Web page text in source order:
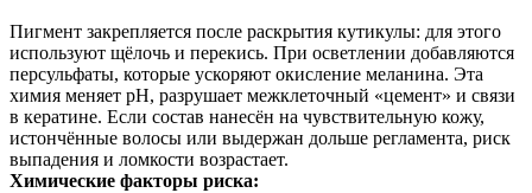
Пигмент закрепляется после раскрытия кутикулы: для этого
используют щёлочь и перекись. При осветлении добавляются
персульфаты, которые ускоряют окисление меланина. Эта
химия меняет pH, разрушает межклеточный «цемент» и связи
в кератине. Если состав нанесён на чувствительную кожу,
истончённые волосы или выдержан дольше регламента, риск
выпадения и ломкости возрастает.
Химические факторы риска: